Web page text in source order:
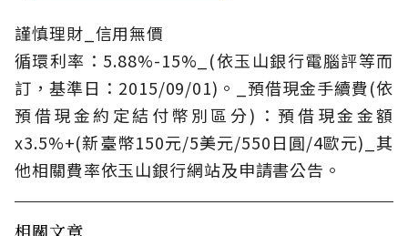
謹慎理財_信用無價
循環利率：5.88%-15%_(依玉山銀行電腦評等而
訂，基準日：2015/09/01)。_預借現金手續費(依
預借現金約定結付幣別區分)：預借現金金額
x3.5%+(新臺幣150元/5美元/550日圓/4歐元)_其
他相關費率依玉山銀行網站及申請書公告。
相關文章